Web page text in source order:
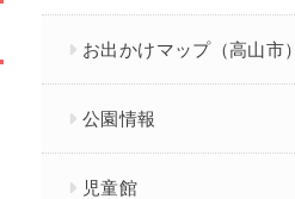
お出かけマップ（高山市）
公園情報
児童館